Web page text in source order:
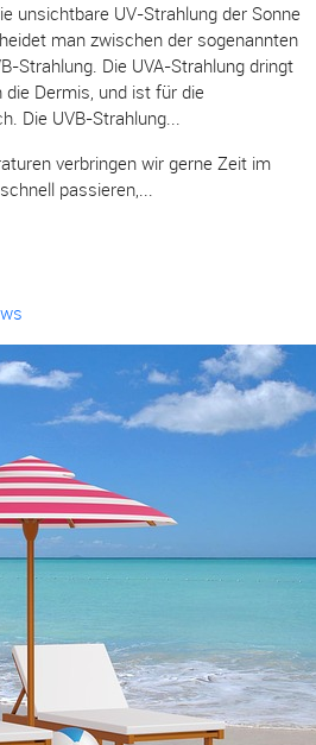
unsichtbare UV-Strahlung der Sonne
man zwischen der sogenannten
Strahlung. Die UVA-Strahlung dringt
Dermis, und ist für die
Die UVB-Strahlung...
verbringen wir gerne Zeit im
passieren,...